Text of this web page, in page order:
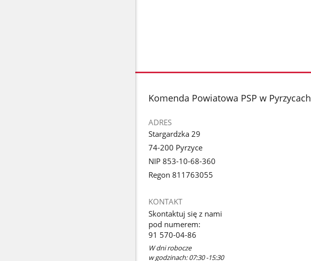
stopka
Komenda Powiatowa PSP w Pyrzycach
ADRES
Stargardzka 29
74-200 Pyrzyce
NIP 853-10-68-360
Regon 811763055
KONTAKT
Skontaktuj się z nami
pod numerem:
91 570-04-86
W dni robocze
w godzinach: 07:30 -15:30